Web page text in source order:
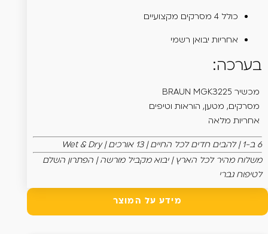
מידע על המוצר
כולל 4 מסרקים מקצועיים
אחריות יבואן רשמי
בערכה:
מכשיר BRAUN MGK3225
מסרקים, מטען, הוראות וטיפים
אחריות מלאה
6 ב-1 | להבים חדים לכל החיים | 13 אורכים | Wet & Dry
משלוח מהיר לכל הארץ | יבוא מקביל מורשה | הפתרון השלם
לטיפוח גברי